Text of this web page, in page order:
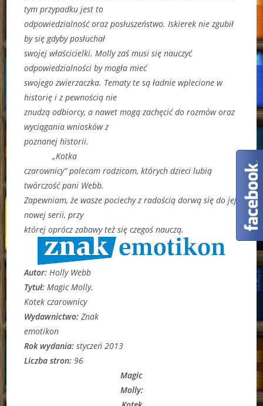
tym przypadku jest to
odpowiedzialność oraz posłuszeństwo. Iskierek nie zgubił
by się gdyby posłuchał
swojej właścicielki. Molly zaś musi się nauczyć
odpowiedzialności by mogła mieć
swojego zwierzaczka. Tematy te są ładnie wplecione w
historię i z pewnością nie
znudzą odbiorcy, a nawet mogą zachęcić do rozmów oraz
wyciągania wniosków z
poznanej historii.
„Kotka
czarownicy” polecam rodzicom, których dzieci lubią
twórczość pani Webb.
Zapewniam, że wasze pociechy z radością dorwą się do jej
nowej serii, przy
której oprócz zabawy też się czegoś nauczą.
Autor: Holly Webb
Tytuł: Magic Molly.
Kotek czarownicy
Wydawnictwo:Znak
emotikon
Rok wydania:styczeń 2013
Liczba stron: 96
Magic
Molly: